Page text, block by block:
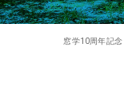
窓学10周年記